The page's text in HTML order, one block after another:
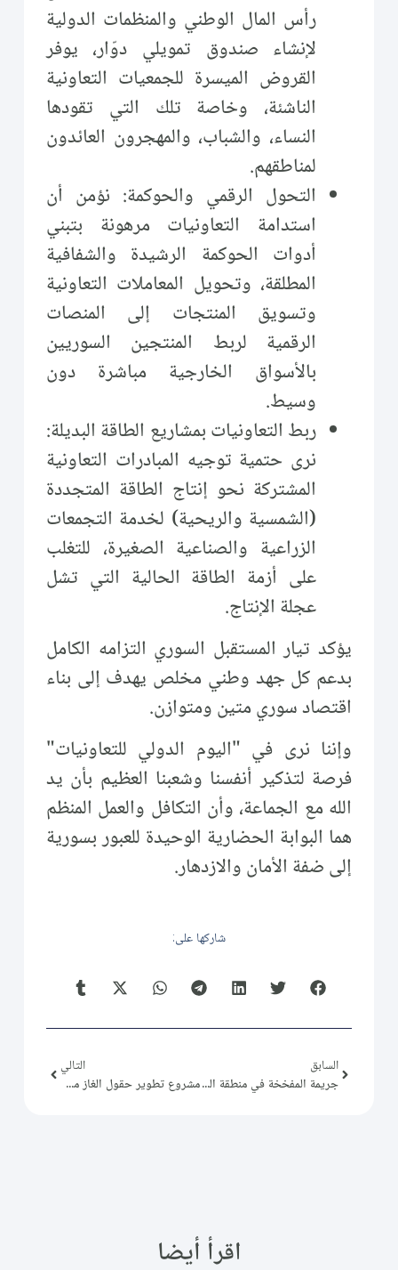
رأس المال الوطني والمنظمات الدولية
لإنشاء صندوق تمويلي دوّار، يوفر
القروض الميسرة للجمعيات التعاونية
الناشئة، وخاصة تلك التي تقودها
النساء، والشباب، والمهجرون العائدون
لمناطقهم.
التحول الرقمي والحوكمة: نؤمن أن
استدامة التعاونيات مرهونة بتبني
أدوات الحوكمة الرشيدة والشفافية
المطلقة، وتحويل المعاملات التعاونية
وتسويق المنتجات إلى المنصات
الرقمية لربط المنتجين السوريين
بالأسواق الخارجية مباشرة دون
وسيط.
ربط التعاونيات بمشاريع الطاقة البديلة:
نرى حتمية توجيه المبادرات التعاونية
المشتركة نحو إنتاج الطاقة المتجددة
(الشمسية والريحية) لخدمة التجمعات
الزراعية والصناعية الصغيرة، للتغلب
على أزمة الطاقة الحالية التي تشل
عجلة الإنتاج.
يؤكد تيار المستقبل السوري التزامه الكامل
بدعم كل جهد وطني مخلص يهدف إلى بناء
اقتصاد سوري متين ومتوازن.
وإننا نرى في "اليوم الدولي للتعاونيات"
فرصة لتذكير أنفسنا وشعبنا العظيم بأن يد
الله مع الجماعة، وأن التكافل والعمل المنظم
هما البوابة الحضارية الوحيدة للعبور بسورية
إلى ضفة الأمان والازدهار.
شاركها على:
السابق
جريمة المفخخة في منطقة الحجاز قلبَ دمشق
التالي
مشروع تطوير حقول الغاز مع شركة "أديس" السعودية
اقرأ أيضا